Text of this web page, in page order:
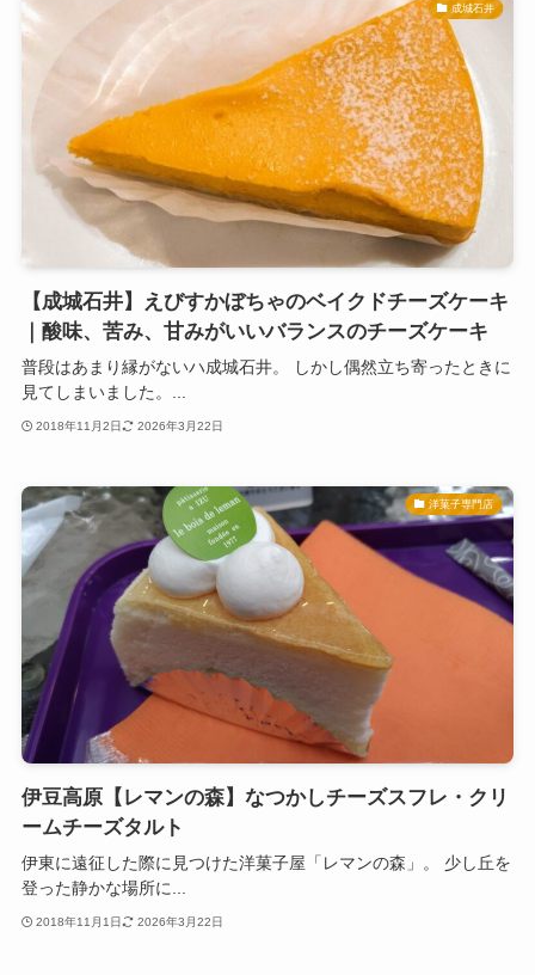
成城石井
【成城石井】えびすかぼちゃのベイクドチーズケーキ
｜酸味、苦み、甘みがいいバランスのチーズケーキ
普段はあまり縁がないハ成城石井。 しかし偶然立ち寄ったときに
見てしまいました。...
2018年11月2日 2026年3月22日
洋菓子専門店
伊豆高原【レマンの森】なつかしチーズスフレ・クリ
ームチーズタルト
伊東に遠征した際に見つけた洋菓子屋「レマンの森」。 少し丘を
登った静かな場所に...
2018年11月1日 2026年3月22日